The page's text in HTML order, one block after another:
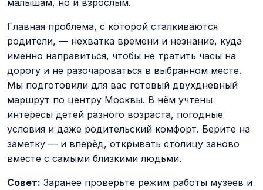
Главная проблема, с которой сталкиваются
родители, — нехватка времени и незнание, куда
именно направиться, чтобы не тратить часы на
дорогу и не разочароваться в выбранном месте.
Мы подготовили для вас готовый двухдневный
маршрут по центру Москвы. В нём учтены
интересы детей разного возраста, погодные
условия и даже родительский комфорт. Берите на
заметку — и вперёд, открывать столицу заново
вместе с самыми близкими людьми.
Совет: Заранее проверьте режим работы музеев и